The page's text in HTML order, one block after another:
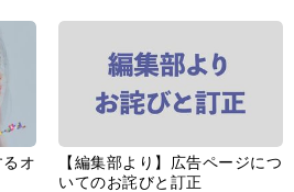
オ
【編集部より】広告ページにつ
いてのお詫びと訂正